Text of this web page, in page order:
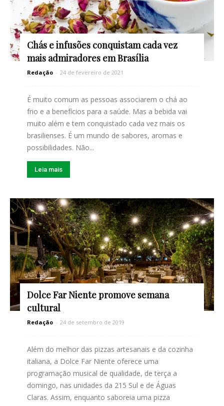
Chás e infusões conquistam cada vez
mais admiradores em Brasília
Redação - 24 de fevereiro de 2021
É muito comum as pessoas associarem o chá ao
frio e a benefícios para a saúde. Mas a bebida vai
muito além e tem conquistado cada vez mais os
brasilienses. É um mundo de sabores, aromas e
possibilidades. Não...
Leia mais
Dolce Far Niente promove semana
cultural
Redação - 24 de setembro de 2019
Além do melhor das pizzas artesanais e da cozinha
italiana, a Dolce Far Niente oferece uma
programação musical de qualidade, de terça a
domingo, nas unidades da 215 Sul e de Águas
Claras. Assim, enquanto saboreia uma pizza